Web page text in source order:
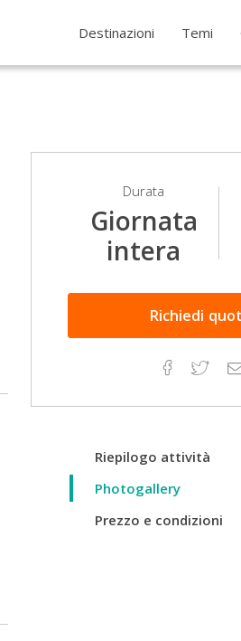
Destinazioni Temi
Durata
Giornata
intera
Richiedi
Riepilogo attività
Photogallery
Prezzo e condizioni